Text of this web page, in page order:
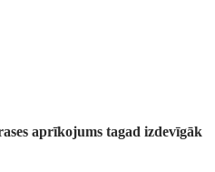
aprīkojums tagad izdevīgāk